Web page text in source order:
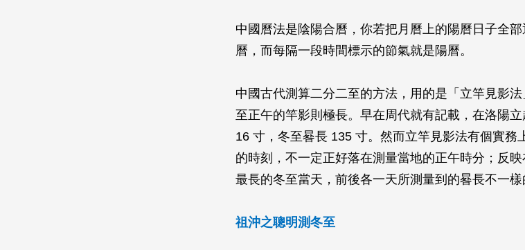
中國曆法是陰陽合曆，你若把月曆上的陽曆日子全
曆，而每隔一段時間標示的節氣就是陽曆。
中國古代測算二分二至的方法，用的是「立竿見影
至正午的竿影則極長。早在周代就有記載，在洛陽
16 寸，冬至晷長 135 寸。然而立竿見影法有個實務
的時刻，不一定正好落在測量當地的正午時分；反
最長的冬至當天，前後各一天所測量到的晷長不一樣
祖沖之聰明測冬至